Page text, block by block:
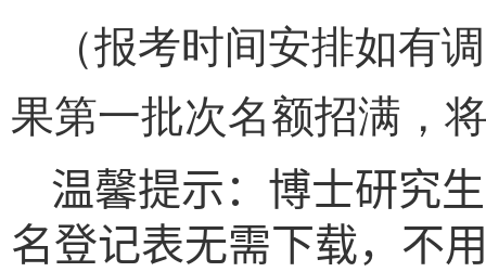
（报考时间安排如有
果第一批次名额招满，
温馨提示： 博士研究
名登记表无需下载， 不